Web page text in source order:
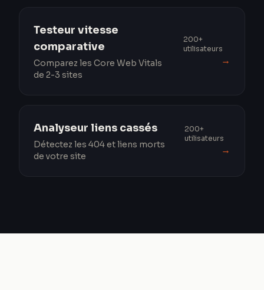
Testeur vitesse
comparative
Comparez les Core Web Vitals
de 2-3 sites
200+
utilisateurs
→
Analyseur liens cassés
Détectez les 404 et liens morts
de votre site
200+
utilisateurs
→